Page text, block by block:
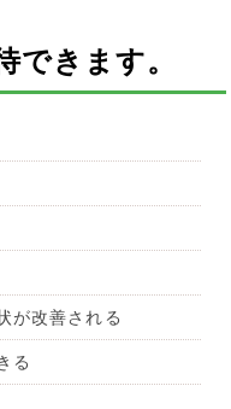
できます。
が改善される
る